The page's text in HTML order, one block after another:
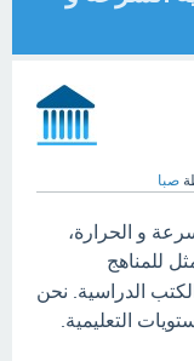
صبا
و الحرارة،
للمناهج
الدراسية. نحن
التعليمية.